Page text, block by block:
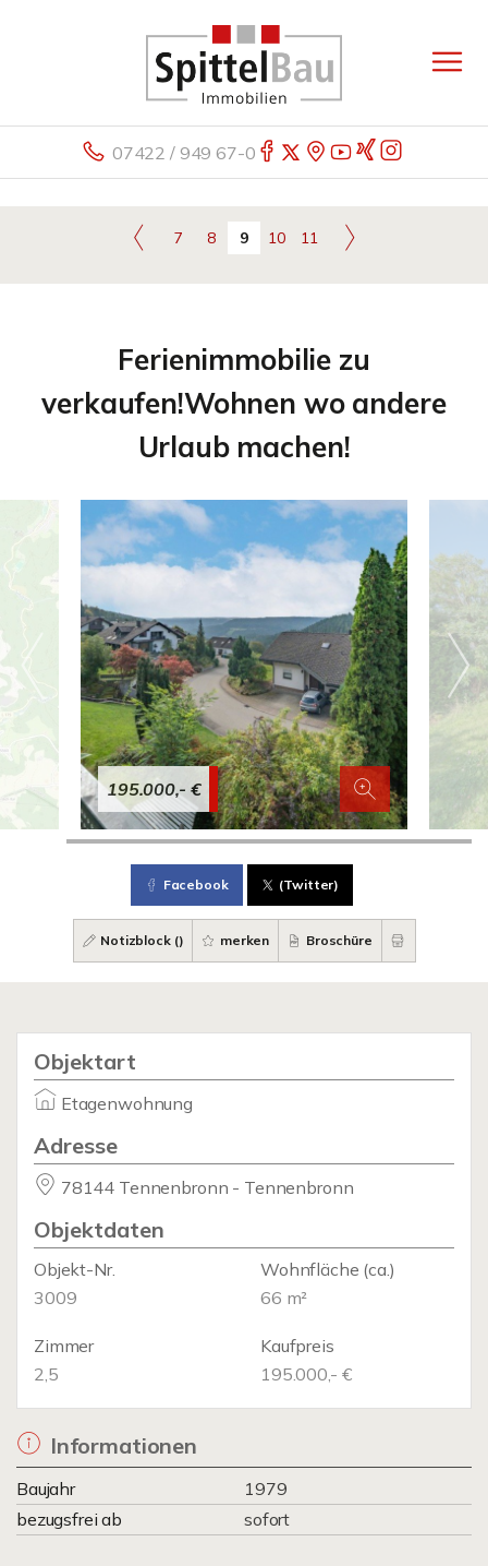
07422 / 949 67-0
7 8 9 10 11
Ferienimmobilie zu
verkaufen!Wohnen wo andere
Urlaub machen!
195.000,- €
Facebook (Twitter)
Notizblock () merken Broschüre
Objektart
Etagenwohnung
Adresse
78144 Tennenbronn - Tennenbronn
Objektdaten
Objekt-Nr.
3009
Wohnfläche (ca.)
66 m²
Zimmer
2,5
Kaufpreis
195.000,- €
Informationen
Baujahr
1979
bezugsfrei ab
sofort